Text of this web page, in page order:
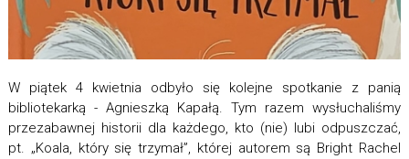
W piątek 4 kwietnia odbyło się kolejne spotkanie z panią
bibliotekarką - Agnieszką Kapałą. Tym razem wysłuchaliśmy
przezabawnej historii dla każdego, kto (nie) lubi odpuszczać,
pt. „Koala, który się trzymał”, której autorem są Bright Rachel